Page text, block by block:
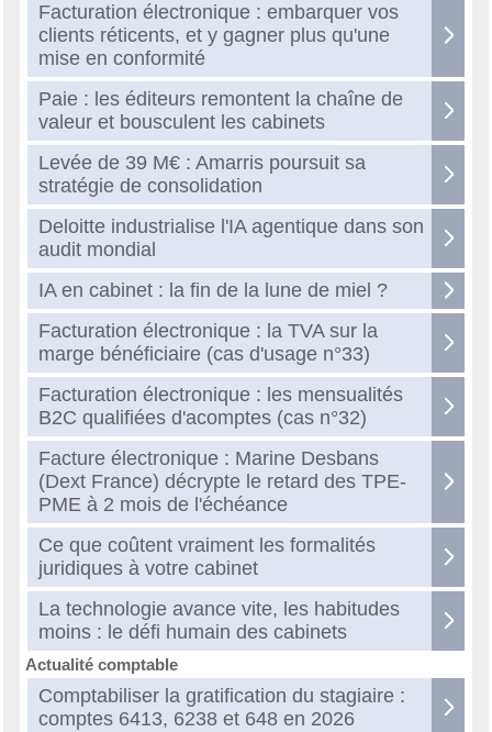
Facturation électronique : embarquer vos
clients réticents, et y gagner plus qu'une
mise en conformité
Paie : les éditeurs remontent la chaîne de
valeur et bousculent les cabinets
Levée de 39 M€ : Amarris poursuit sa
stratégie de consolidation
Deloitte industrialise l'IA agentique dans son
audit mondial
IA en cabinet : la fin de la lune de miel ?
Facturation électronique : la TVA sur la
marge bénéficiaire (cas d'usage n°33)
Facturation électronique : les mensualités
B2C qualifiées d'acomptes (cas n°32)
Facture électronique : Marine Desbans
(Dext France) décrypte le retard des TPE-
PME à 2 mois de l'échéance
Ce que coûtent vraiment les formalités
juridiques à votre cabinet
La technologie avance vite, les habitudes
moins : le défi humain des cabinets
Actualité comptable
Comptabiliser la gratification du stagiaire :
comptes 6413, 6238 et 648 en 2026